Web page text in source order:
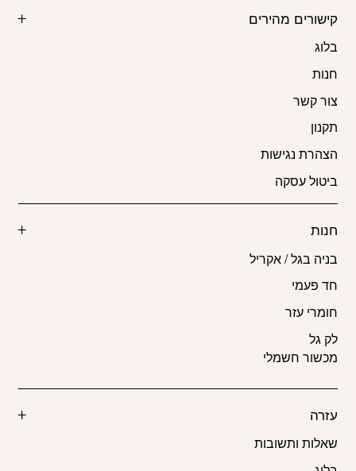
קישורים מהירים
בלוג
חנות
צור קשר
תקנון
הצהרת נגישות
ביטול עסקה
חנות
בניה בגל / אקריל
חד פעמי
חומרי עזר
לק גל
מכשור חשמלי
עזרה
שאלות ותשובות